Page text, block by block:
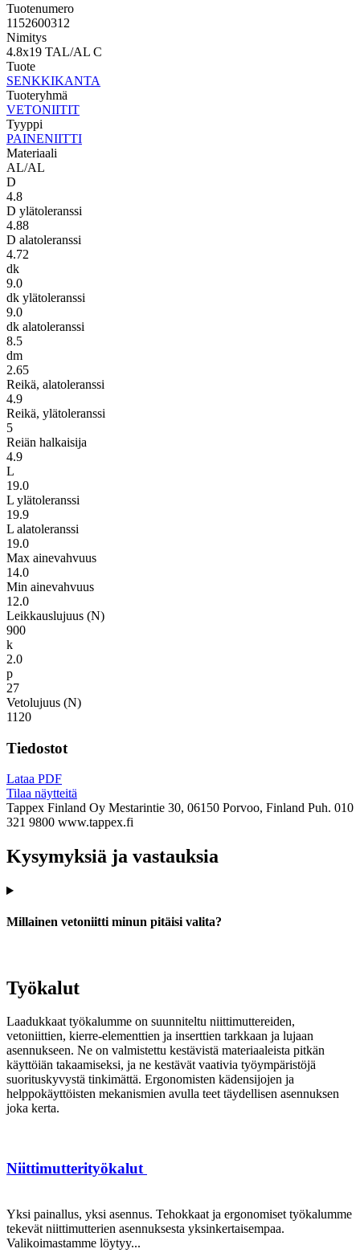
Tuotenumero
1152600312
Nimitys
4.8x19 TAL/AL C
Tuote
SENKKIKANTA
Tuoteryhmä
VETONIITIT
Tyyppi
PAINENIITTI
Materiaali
AL/AL
D
4.8
D ylätoleranssi
4.88
D alatoleranssi
4.72
dk
9.0
dk ylätoleranssi
9.0
dk alatoleranssi
8.5
dm
2.65
Reikä, alatoleranssi
4.9
Reikä, ylätoleranssi
5
Reiän halkaisija
4.9
L
19.0
L ylätoleranssi
19.9
L alatoleranssi
19.0
Max ainevahvuus
14.0
Min ainevahvuus
12.0
Leikkauslujuus (N)
900
k
2.0
p
27
Vetolujuus (N)
1120
Tiedostot
Lataa PDF
Tilaa näytteitä
Tappex Finland Oy Mestarintie 30, 06150 Porvoo, Finland Puh. 010
321 9800 www.tappex.fi
Kysymyksiä ja vastauksia
Millainen vetoniitti minun pitäisi valita?
Työkalut
Laadukkaat työkalumme on suunniteltu niittimuttereiden,
vetoniittien, kierre-elementtien ja inserttien tarkkaan ja lujaan
asennukseen. Ne on valmistettu kestävistä materiaaleista pitkän
käyttöiän takaamiseksi, ja ne kestävät vaativia työympäristöjä
suorituskyvystä tinkimättä. Ergonomisten kädensijojen ja
helppokäyttöisten mekanismien avulla teet täydellisen asennuksen
joka kerta.
Niittimutterityökalut
Yksi painallus, yksi asennus. Tehokkaat ja ergonomiset työkalumme
tekevät niittimutterien asennuksesta yksinkertaisempaa.
Valikoimastamme löytyy...